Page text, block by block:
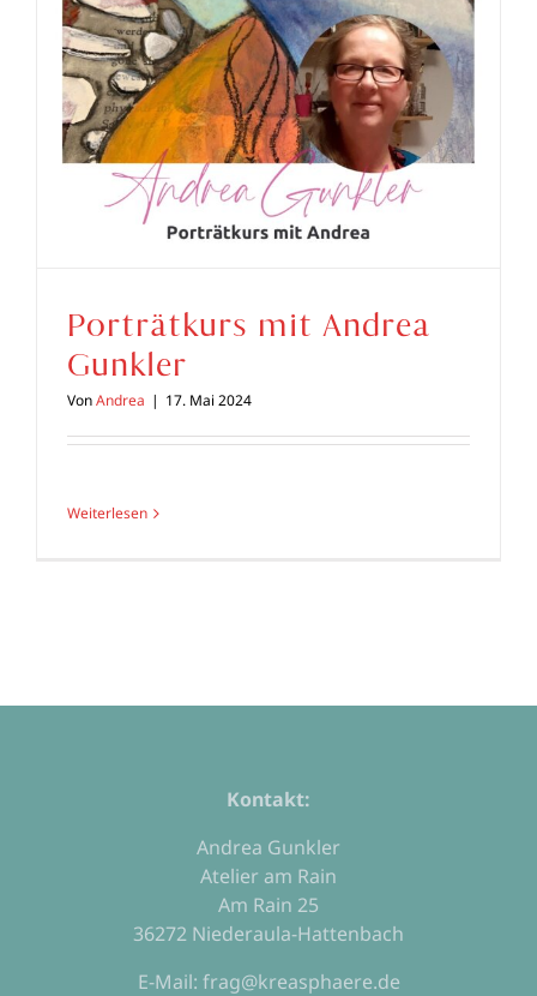
Porträtkurs mit Andrea
Gunkler
VonAndrea | 17. Mai 2024
Weiterlesen
Kontakt:
Andrea Gunkler
Atelier am Rain
Am Rain 25
36272 Niederaula-Hattenbach
E-Mail: frag@kreasphaere.de